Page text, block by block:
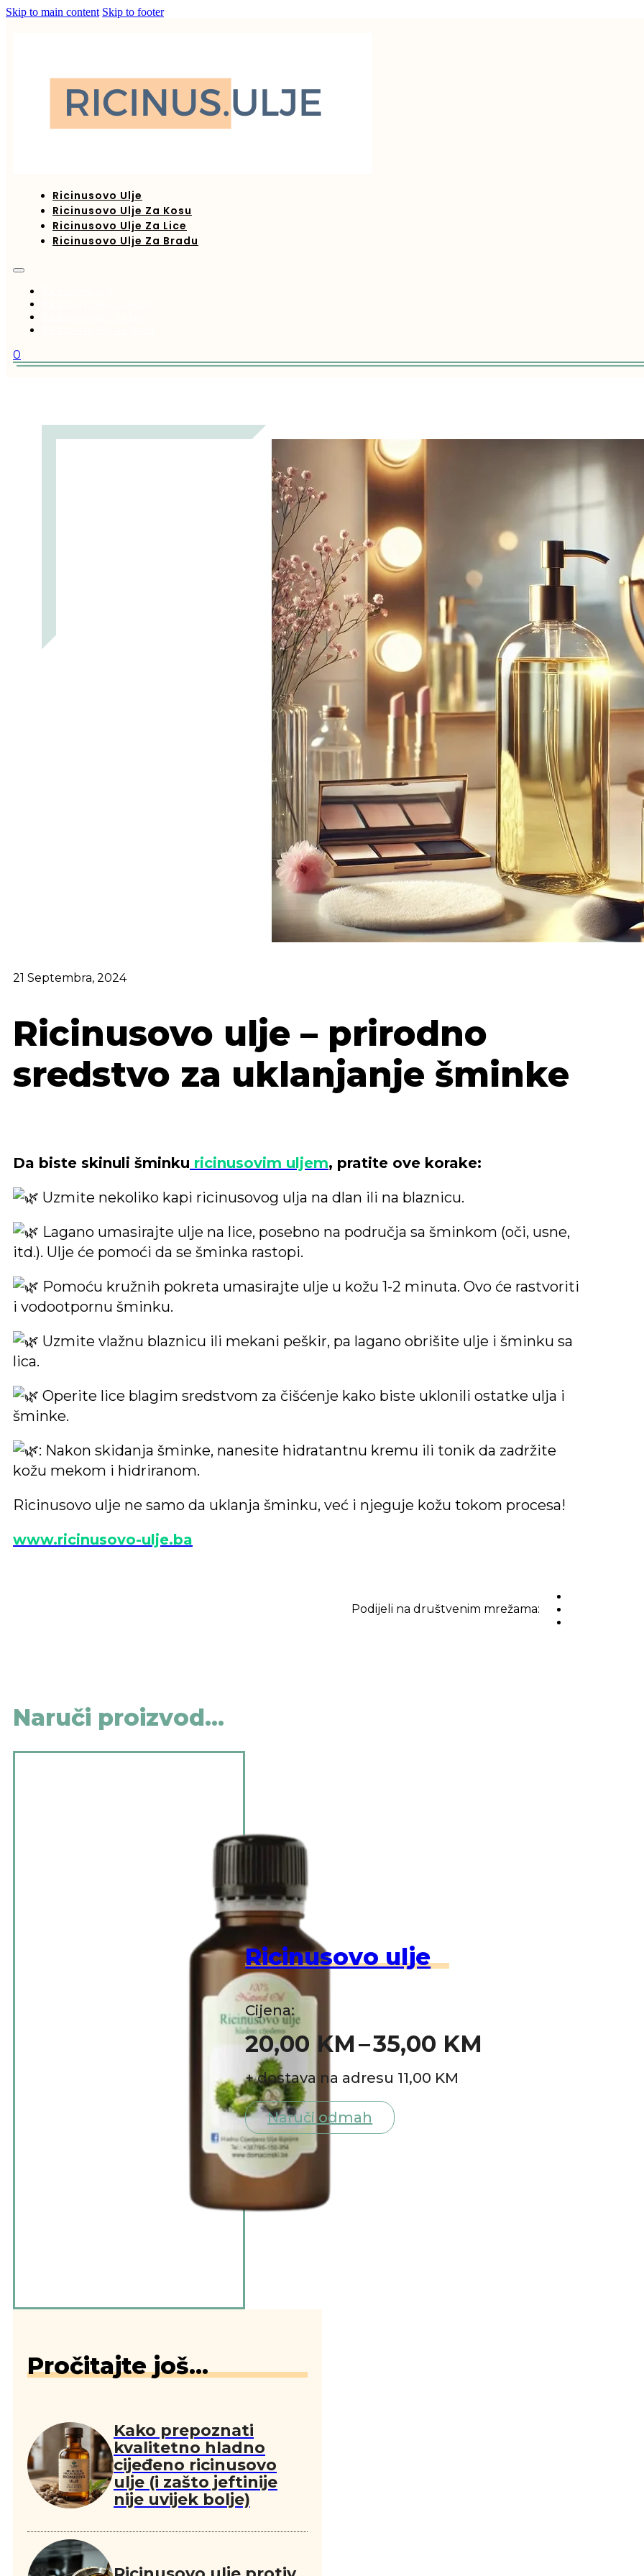
Skip to main content Skip to footer
Ricinusovo Ulje
Ricinusovo Ulje Za Kosu
Ricinusovo Ulje Za Lice
Ricinusovo Ulje Za Bradu
0
21 Septembra, 2024
Ricinusovo ulje – prirodno
sredstvo za uklanjanje šminke
Da biste skinuli šminku ricinusovim uljem, pratite ove korake:
Uzmite nekoliko kapi ricinusovog ulja na dlan ili na blaznicu.
Lagano umasirajte ulje na lice, posebno na područja sa šminkom (oči, usne,
itd.). Ulje će pomoći da se šminka rastopi.
Pomoću kružnih pokreta umasirajte ulje u kožu 1-2 minuta. Ovo će rastvoriti
i vodootpornu šminku.
Uzmite vlažnu blaznicu ili mekani peškir, pa lagano obrišite ulje i šminku sa
lica.
Operite lice blagim sredstvom za čišćenje kako biste uklonili ostatke ulja i
šminke.
: Nakon skidanja šminke, nanesite hidratantnu kremu ili tonik da zadržite
kožu mekom i hidriranom.
Ricinusovo ulje ne samo da uklanja šminku, već i njeguje kožu tokom procesa!
www.ricinusovo-ulje.ba
Podijeli na društvenim mrežama:
Naruči proizvod...
Ricinusovo ulje
Cijena:
20,00 KM–35,00 KM
+ dostava na adresu 11,00 KM
Naruči odmah
Pročitajte još...
Kako prepoznati
kvalitetno hladno
cijeđeno ricinusovo
ulje (i zašto jeftinije
nije uvijek bolje)